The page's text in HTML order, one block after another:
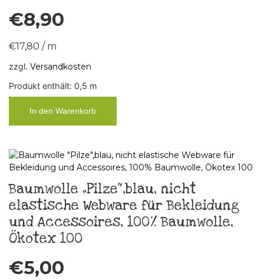
€8,90
€17,80 / m
zzgl. Versandkosten
Produkt enthält: 0,5 m
In den Warenkorb
Baumwolle „Pilze“,blau, nicht
elastische Webware für Bekleidung
und Accessoires, 100% Baumwolle,
Ökotex 100
€5,00